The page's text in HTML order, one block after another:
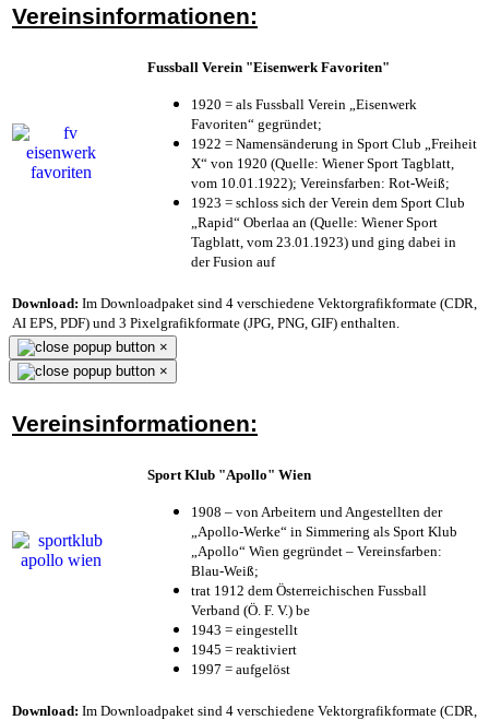
Vereinsinformationen:
Fussball Verein "Eisenwerk Favoriten"
1920 = als Fussball Verein „Eisenwerk
Favoriten“ gegründet;
1922 = Namensänderung in Sport Club „Freiheit
X“ von 1920 (Quelle: Wiener Sport Tagblatt,
vom 10.01.1922); Vereinsfarben: Rot-Weiß;
1923 = schloss sich der Verein dem Sport Club
„Rapid“ Oberlaa an (Quelle: Wiener Sport
Tagblatt, vom 23.01.1923) und ging dabei in
der Fusion auf
Download: Im Downloadpaket sind 4 verschiedene Vektorgrafikformate (CDR,
AI EPS, PDF) und 3 Pixelgrafikformate (JPG, PNG, GIF) enthalten.
×
×
Vereinsinformationen:
Sport Klub "Apollo" Wien
1908 – von Arbeitern und Angestellten der
„Apollo-Werke“ in Simmering als Sport Klub
„Apollo“ Wien gegründet – Vereinsfarben:
Blau-Weiß;
trat 1912 dem Österreichischen Fussball
Verband (Ö. F. V.) be
1943 = eingestellt
1945 = reaktiviert
1997 = aufgelöst
Download: Im Downloadpaket sind 4 verschiedene Vektorgrafikformate (CDR,